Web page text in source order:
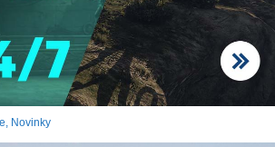
, Novinky